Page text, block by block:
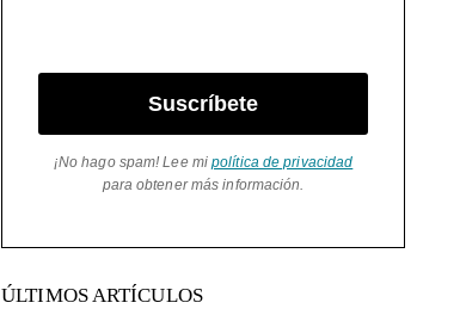
Suscríbete
¡No hago spam! Lee mipolítica de privacidad
para obtener más información.
ÚLTIMOS ARTÍCULOS